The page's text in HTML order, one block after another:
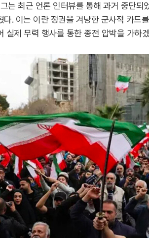
는 최근 언론 인터뷰를 통해 과거 중단
다. 이는 이란 정권을 겨냥한 군사적 카드
실제 무력 행사를 통한 종전 압박을 가하